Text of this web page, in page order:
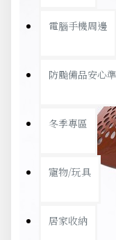
電腦手機周邊
防颱備品安心
冬季專區
寵物/玩具
居家收納